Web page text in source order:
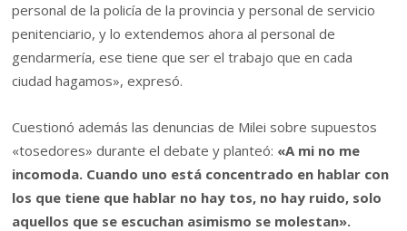
personal de la policía de la provincia y personal de servicio
penitenciario, y lo extendemos ahora al personal de
gendarmería, ese tiene que ser el trabajo que en cada
ciudad hagamos», expresó.
Cuestionó además las denuncias de Milei sobre supuestos
«tosedores» durante el debate y planteó: «A mi no me
incomoda. Cuando uno está concentrado en hablar con
los que tiene que hablar no hay tos, no hay ruido, solo
aquellos que se escuchan asimismo se molestan».